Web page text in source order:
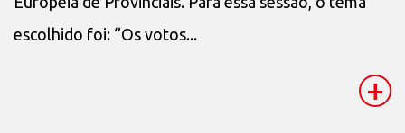
escolhido foi: “Os votos...
+